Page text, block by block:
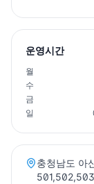
운영시간
월
수
금
일
충청남도 아